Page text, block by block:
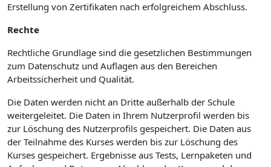
Erstellung von Zertifikaten nach erfolgreichem Abschluss.
Rechte
Rechtliche Grundlage sind die gesetzlichen Bestimmungen
zum Datenschutz und Auflagen aus den Bereichen
Arbeitssicherheit und Qualität.
Die Daten werden nicht an Dritte außerhalb der Schule
weitergeleitet. Die Daten in Ihrem Nutzerprofil werden bis
zur Löschung des Nutzerprofils gespeichert. Die Daten aus
der Teilnahme des Kurses werden bis zur Löschung des
Kurses gespeichert. Ergebnisse aus Tests, Lernpaketen und